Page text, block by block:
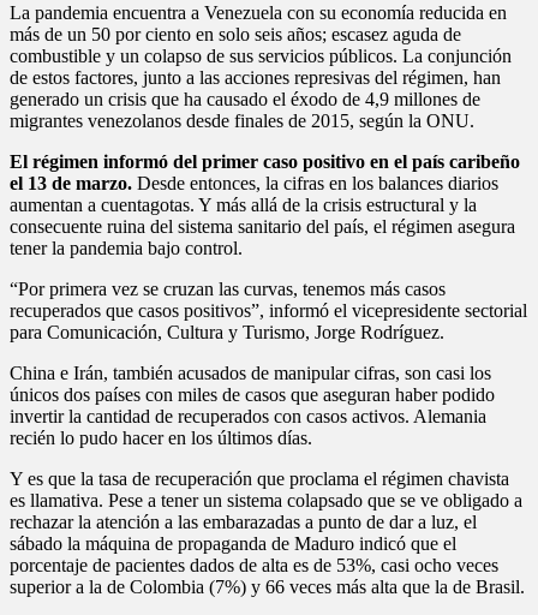
La pandemia encuentra a Venezuela con su economía reducida en
más de un 50 por ciento en solo seis años; escasez aguda de
combustible y un colapso de sus servicios públicos. La conjunción
de estos factores, junto a las acciones represivas del régimen, han
generado un crisis que ha causado el éxodo de 4,9 millones de
migrantes venezolanos desde finales de 2015, según la ONU.
El régimen informó del primer caso positivo en el país caribeño
el 13 de marzo. Desde entonces, la cifras en los balances diarios
aumentan a cuentagotas. Y más allá de la crisis estructural y la
consecuente ruina del sistema sanitario del país, el régimen asegura
tener la pandemia bajo control.
“Por primera vez se cruzan las curvas, tenemos más casos
recuperados que casos positivos”, informó el vicepresidente sectorial
para Comunicación, Cultura y Turismo, Jorge Rodríguez.
China e Irán, también acusados de manipular cifras, son casi los
únicos dos países con miles de casos que aseguran haber podido
invertir la cantidad de recuperados con casos activos. Alemania
recién lo pudo hacer en los últimos días.
Y es que la tasa de recuperación que proclama el régimen chavista
es llamativa. Pese a tener un sistema colapsado que se ve obligado a
rechazar la atención a las embarazadas a punto de dar a luz, el
sábado la máquina de propaganda de Maduro indicó que el
porcentaje de pacientes dados de alta es de 53%, casi ocho veces
superior a la de Colombia (7%) y 66 veces más alta que la de Brasil.